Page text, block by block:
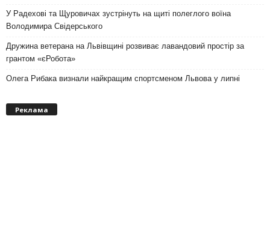
У Радехові та Щуровичах зустрінуть на щиті полеглого воїна
Володимира Свідерського
Дружина ветерана на Львівщині розвиває лавандовий простір за
грантом «єРобота»
Олега Рибака визнали найкращим спортсменом Львова у липні
Реклама